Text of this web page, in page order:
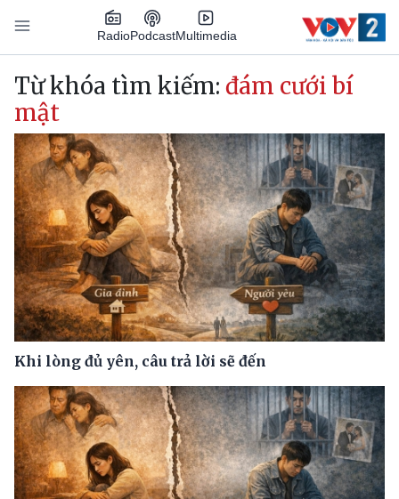
Nhảy đến nội dung
RadioPodcastMultimedia
Main navigation
Từ khóa tìm kiếm: đám cưới bí
mật
Khi lòng đủ yên, câu trả lời sẽ đến